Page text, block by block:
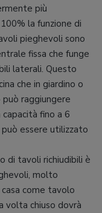
più
la funzione di
pieghevoli sono
fissa che funge
laterali. Questo
che in giardino o
raggiungere
capacità fino a 6
essere utilizzato
di tavoli richiudibili è
molto
come tavolo
volta chiuso dovrà